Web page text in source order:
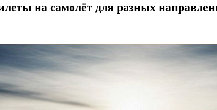
на самолёт для разных